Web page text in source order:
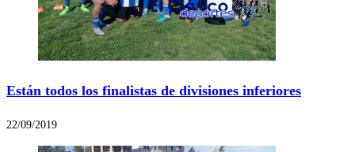
Están todos los finalistas de divisiones inferiores
22/09/2019